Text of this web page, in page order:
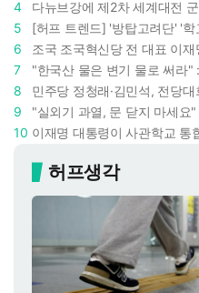
4
5
6
7
8
9
10
허프생각